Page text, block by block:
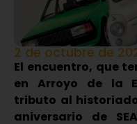
2 de octubre de
El encuentro, que
en Arroyo de la
tributo al
aniversario de